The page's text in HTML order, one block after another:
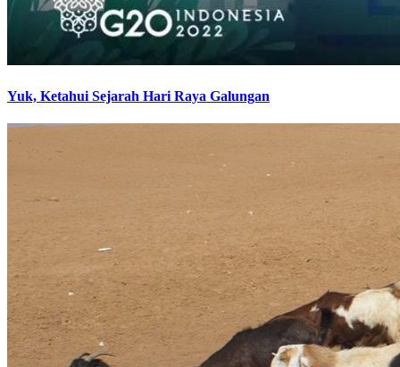
Yuk, Ketahui Sejarah Hari Raya Galungan